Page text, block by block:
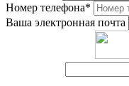
Номер телефона*
Ваша электронная почта